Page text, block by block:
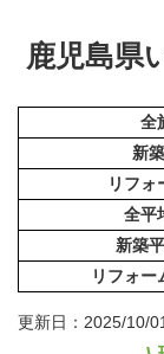
鹿児島県
全
新
リフォ
全平
新築
リフォー
更新日：2025/10/01